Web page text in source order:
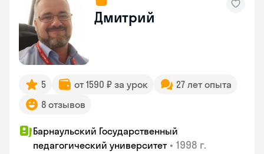
Дмитрий
5 от 1590 ₽ за урок
27 лет опыта
8 отзывов
Барнаульский Государственный
педагогический университет • 1998 г.